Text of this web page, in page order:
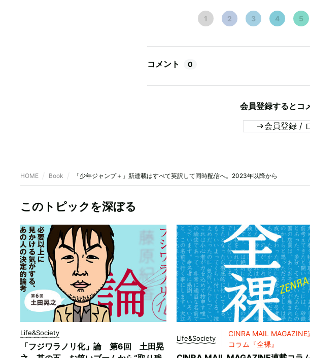
1 2 3 4 5
コメント 0
会員登録するとコ
会員登録 /
HOME Book 「少年ジャンプ＋」新連載はすべて英訳して同時配信へ。2023年以降から
このトピックを深ぼる
Life&Society
「フジワラノリ化」論 第6回 土田晃
Life&Society
CINRA MAIL MAGAZINE
コラム『全裸』